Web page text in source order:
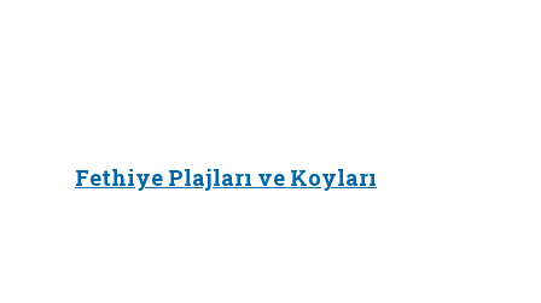
Fethiye Plajları ve Koyları